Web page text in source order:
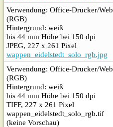
Verwendung: Office-Drucker/Web
(RGB)
Hintergrund: weiß
bis 44 mm Höhe bei 150 dpi
JPEG, 227 x 261 Pixel
wappen_eidelstedt_solo_rgb.jpg
Verwendung: Office-Drucker/Web
(RGB)
Hintergrund: weiß
bis 44 mm Höhe bei 150 dpi
TIFF, 227 x 261 Pixel
wappen_eidelstedt_solo_rgb.tif
(keine Vorschau)